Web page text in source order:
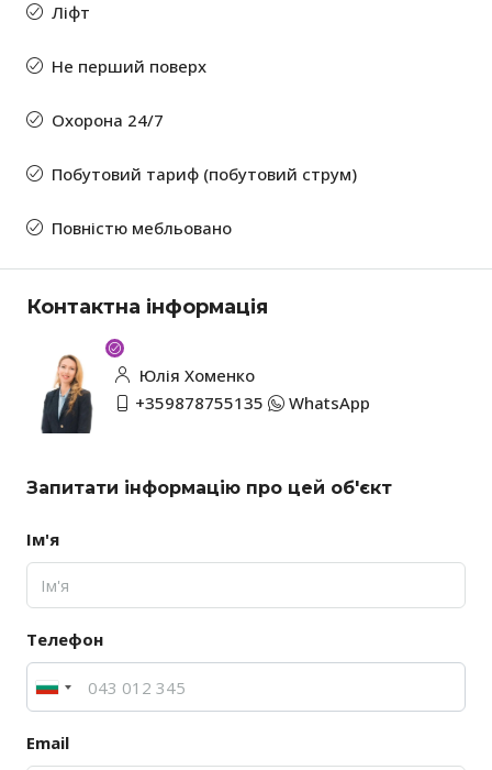
Ліфт
Не перший поверх
Охорона 24/7
Побутовий тариф (побутовий струм)
Повністю мебльовано
Контактна інформація
Юлія Хоменко
+359878755135
WhatsApp
Запитати інформацію про цей об'єкт
Ім'я
Телефон
Email